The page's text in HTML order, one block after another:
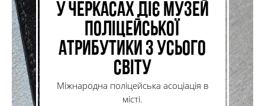
У Черкасах діє музей
поліцейської
атрибутики з усього
світу
Міжнародна поліцейська асоціація в
місті.